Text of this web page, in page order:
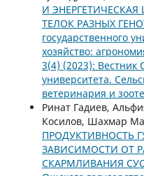
И
ТЕЛОК РАЗНЫХ
государственного
хозяйство:
3(4) (2023): Вестник
университета.
ветеринария и
Ринат Гадиев,
Косилов, Шахмар
ПРОДУКТИВНОСТЬ
ЗАВИСИМОСТИ ОТ
СКАРМЛИВАНИЯ